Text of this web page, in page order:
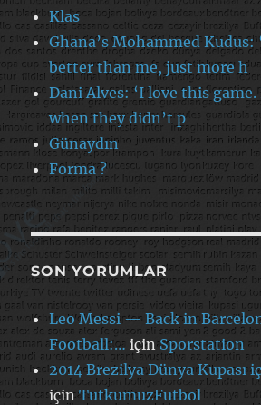
Klas
Ghana’s Mohammed Kudus:
better than me, just more h
Dani Alves: ‘I love this
when they didn’t p
Günaydın
Forma ?
SON YORUMLAR
Leo Messi — Back in
Football:… içinSporstation
2014 Brezilya Dünya Kupası
içinTutkumuzFutbol